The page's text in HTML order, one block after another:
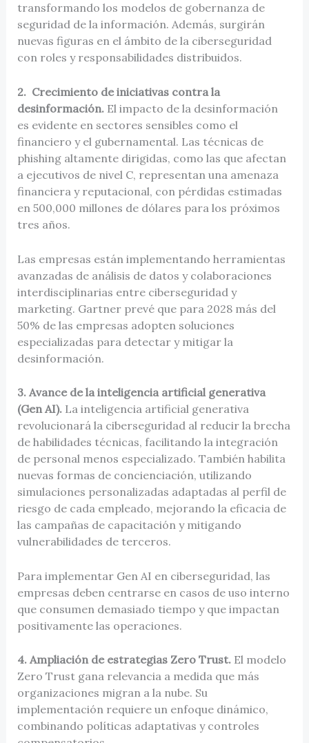
transformando los modelos de gobernanza de
seguridad de la información. Además, surgirán
nuevas figuras en el ámbito de la ciberseguridad
con roles y responsabilidades distribuidos.
2. Crecimiento de iniciativas contra la
desinformación.El impacto de la desinformación
es evidente en sectores sensibles como el
financiero y el gubernamental. Las técnicas de
phishing altamente dirigidas, como las que afectan
a ejecutivos de nivel C, representan una amenaza
financiera y reputacional, con pérdidas estimadas
en 500,000 millones de dólares para los próximos
tres años.
Las empresas están implementando herramientas
avanzadas de análisis de datos y colaboraciones
interdisciplinarias entre ciberseguridad y
marketing. Gartner prevé que para 2028 más del
50% de las empresas adopten soluciones
especializadas para detectar y mitigar la
desinformación.
3. Avance de la inteligencia artificial generativa
(Gen AI).La inteligencia artificial generativa
revolucionará la ciberseguridad al reducir la brecha
de habilidades técnicas, facilitando la integración
de personal menos especializado. También habilita
nuevas formas de concienciación, utilizando
simulaciones personalizadas adaptadas al perfil de
riesgo de cada empleado, mejorando la eficacia de
las campañas de capacitación y mitigando
vulnerabilidades de terceros.
Para implementar Gen AI en ciberseguridad, las
empresas deben centrarse en casos de uso interno
que consumen demasiado tiempo y que impactan
positivamente las operaciones.
4. Ampliación de estrategias Zero Trust.El modelo
Zero Trust gana relevancia a medida que más
organizaciones migran a la nube. Su
implementación requiere un enfoque dinámico,
combinando políticas adaptativas y controles